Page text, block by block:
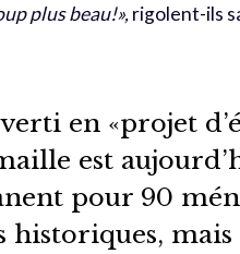
plus beau!»,rigolent-ils
en «projet
est
pour 90
historiques, mais